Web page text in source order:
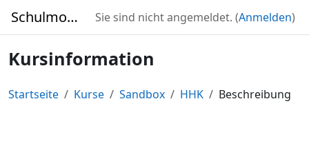
SchulmoodleJena Sie sind nicht angemeldet. (Anmelden)
Kursinformation
Startseite Kurse Sandbox HHK Beschreibung